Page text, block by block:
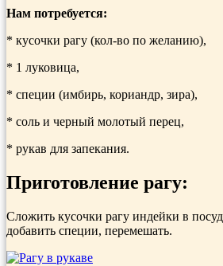
Нам потребуется:
* кусочки рагу (кол-во по желанию),
* 1 луковица,
* специи (имбирь, кориандр, зира),
* соль и черный молотый перец,
* рукав для запекания.
Приготовление рагу:
Сложить кусочки рагу индейки в
добавить специи, перемешать.